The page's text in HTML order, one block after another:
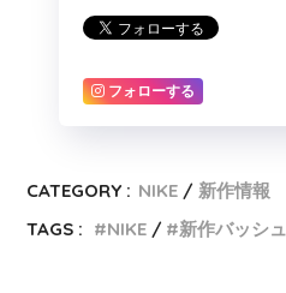
フォローする
CATEGORY : NIKE
新作情報
TAGS :
NIKE 新作バッシュ